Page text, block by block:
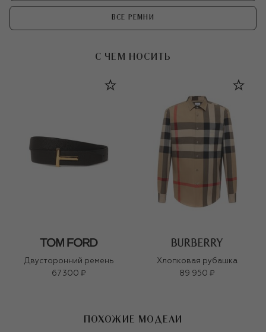
ВСЕ РЕМНИ
С ЧЕМ НОСИТЬ
Двусторонний ремень
67 300 ₽
Хлопковая рубашка
89 950 ₽
ПОХОЖИЕ МОДЕЛИ